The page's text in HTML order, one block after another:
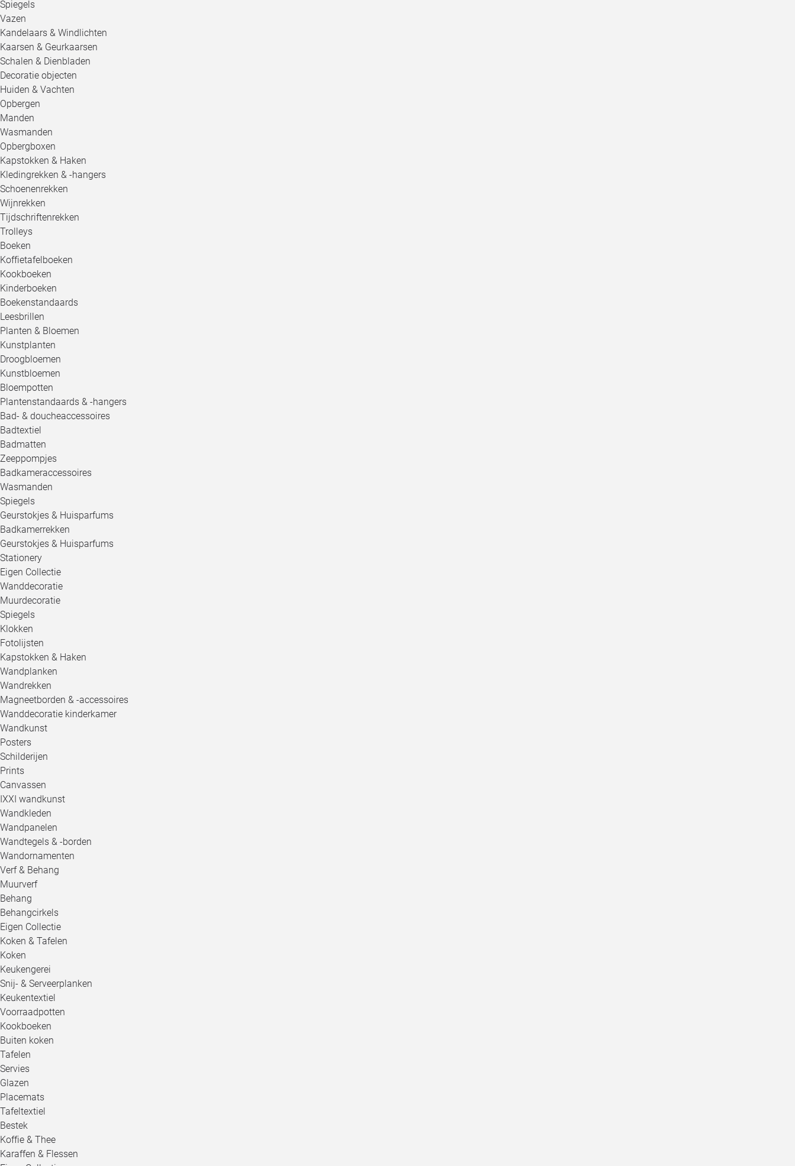
Spiegels
Vazen
Kandelaars & Windlichten
Kaarsen & Geurkaarsen
Schalen & Dienbladen
Decoratie objecten
Huiden & Vachten
Opbergen
Manden
Wasmanden
Opbergboxen
Kapstokken & Haken
Kledingrekken & -hangers
Schoenenrekken
Wijnrekken
Tijdschriftenrekken
Trolleys
Boeken
Koffietafelboeken
Kookboeken
Kinderboeken
Boekenstandaards
Leesbrillen
Planten & Bloemen
Kunstplanten
Droogbloemen
Kunstbloemen
Bloempotten
Plantenstandaards & -hangers
Bad- & doucheaccessoires
Badtextiel
Badmatten
Zeeppompjes
Badkameraccessoires
Wasmanden
Spiegels
Geurstokjes & Huisparfums
Badkamerrekken
Geurstokjes & Huisparfums
Stationery
Eigen Collectie
Wanddecoratie
Muurdecoratie
Spiegels
Klokken
Fotolijsten
Kapstokken & Haken
Wandplanken
Wandrekken
Magneetborden & -accessoires
Wanddecoratie kinderkamer
Wandkunst
Posters
Schilderijen
Prints
Canvassen
IXXI wandkunst
Wandkleden
Wandpanelen
Wandtegels & -borden
Wandornamenten
Verf & Behang
Muurverf
Behang
Behangcirkels
Eigen Collectie
Koken & Tafelen
Koken
Keukengerei
Snij- & Serveerplanken
Keukentextiel
Voorraadpotten
Kookboeken
Buiten koken
Tafelen
Servies
Glazen
Placemats
Tafeltextiel
Bestek
Koffie & Thee
Karaffen & Flessen